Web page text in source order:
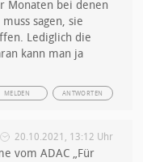
Monaten bei denen
sagen, sie
Lediglich die
kann man ja
ANTWORTEN
MELDEN
20.10.2021, 13:12 Uhr
vom ADAC „Für